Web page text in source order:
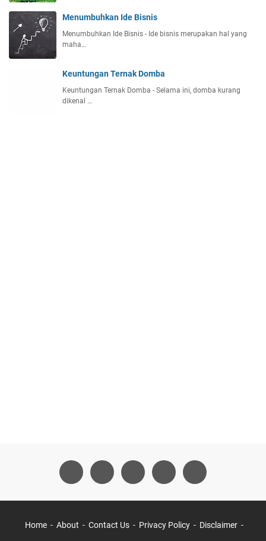
Menumbuhkan Ide Bisnis
Menumbuhkan Ide Bisnis - Ide bisnis merupakan hal yang
maha…
Keuntungan Ternak Domba
Keuntungan Ternak Domba - Selama ini, domba kurang
dikenal …
Home About Contact Us Privacy Policy Disclaimer